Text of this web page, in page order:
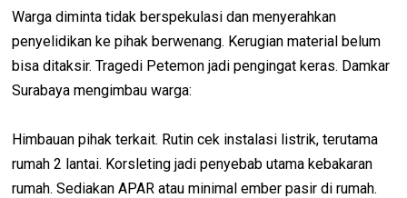
Warga diminta tidak berspekulasi dan menyerahkan
penyelidikan ke pihak berwenang. Kerugian material belum
bisa ditaksir. Tragedi Petemon jadi pengingat keras. Damkar
Surabaya mengimbau warga:
Himbauan pihak terkait. Rutin cek instalasi listrik, terutama
rumah 2 lantai. Korsleting jadi penyebab utama kebakaran
rumah. Sediakan APAR atau minimal ember pasir di rumah.